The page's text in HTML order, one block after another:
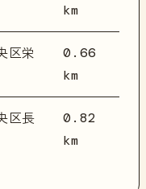
km
区栄
0.66
km
区長
0.82
km